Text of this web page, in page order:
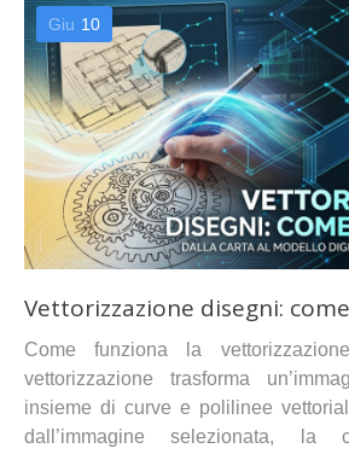
Giu 10
Vettorizzazione disegni:
Come funziona la
vettorizzazione trasforma
insieme di curve e polilinee
dall’immagine selezionata,